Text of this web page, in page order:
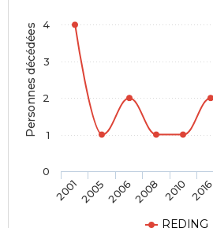
Personnes décédées
REDING
2001200520062008 2010 2016
0
1
2
3
4